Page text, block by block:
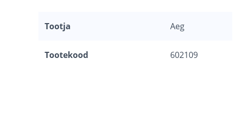
Tootja Aeg
Tootekood 602109